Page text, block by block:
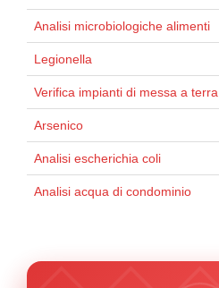
Analisi microbiologiche alimenti
Legionella
Verifica impianti di messa a terra
Arsenico
Analisi escherichia coli
Analisi acqua di condominio